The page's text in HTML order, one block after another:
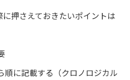
押さえておきたいポイントは
順に記載する（クロノロジカル